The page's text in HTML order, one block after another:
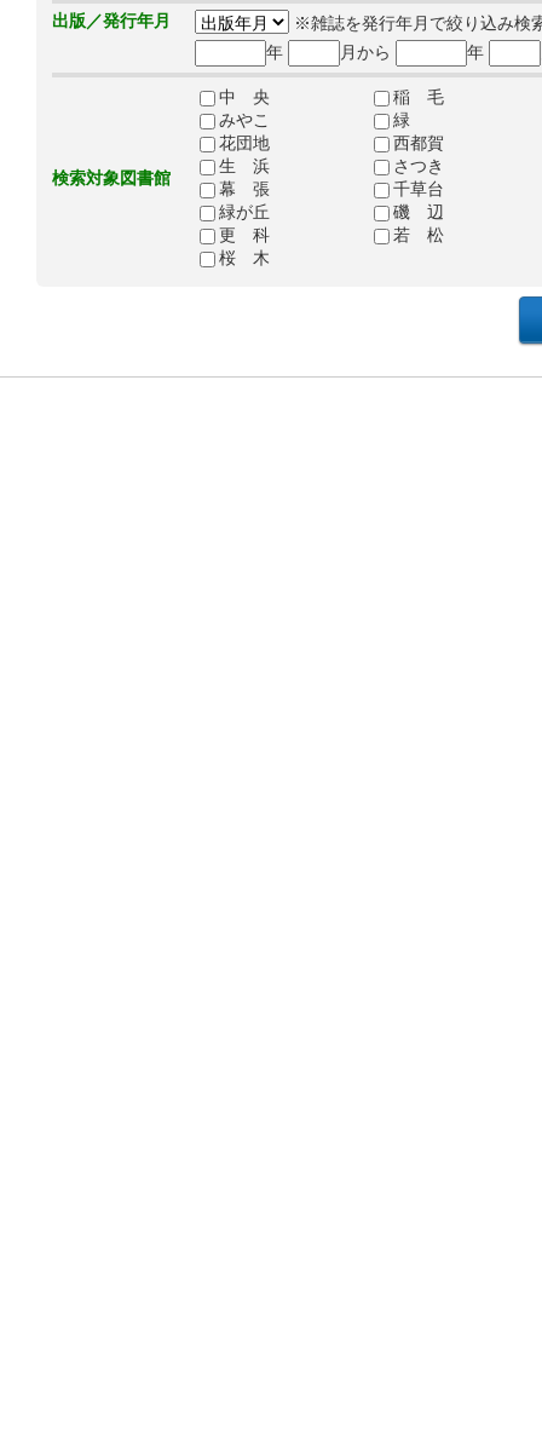
出版／発行年月
※雑誌を発行年月で絞り込み検
年
月から 年
検索対象図書館
中 央
稲 毛
みやこ
緑
花団地
西都賀
生 浜
さつき
幕 張
千草台
緑が丘
磯 辺
更 科
若 松
桜 木